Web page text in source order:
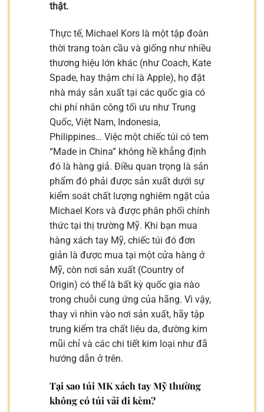
thật.
Thực tế, Michael Kors là một tập đoàn
thời trang toàn cầu và giống như nhiều
thương hiệu lớn khác (như Coach, Kate
Spade, hay thậm chí là Apple), họ đặt
nhà máy sản xuất tại các quốc gia có
chi phí nhân công tối ưu như Trung
Quốc, Việt Nam, Indonesia,
Philippines… Việc một chiếc túi có tem
“Made in China” không hề khẳng định
đó là hàng giả. Điều quan trọng là sản
phẩm đó phải được sản xuất dưới sự
kiểm soát chất lượng nghiêm ngặt của
Michael Kors và được phân phối chính
thức tại thị trường Mỹ. Khi bạn mua
hàng xách tay Mỹ, chiếc túi đó đơn
giản là được mua tại một cửa hàng ở
Mỹ, còn nơi sản xuất (Country of
Origin) có thể là bất kỳ quốc gia nào
trong chuỗi cung ứng của hãng. Vì vậy,
thay vì nhìn vào nơi sản xuất, hãy tập
trung kiểm tra chất liệu da, đường kim
mũi chỉ và các chi tiết kim loại như đã
hướng dẫn ở trên.
Tại sao túi MK xách tay Mỹ thường
không có túi vải đi kèm?